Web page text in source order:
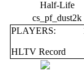
Half-Life
cs_pf_dust2k
PLAYERS:
HLTV Record